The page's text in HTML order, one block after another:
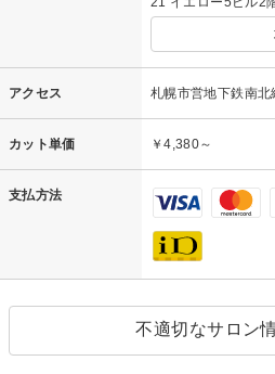
アクセス 札幌市営地下鉄南
カット単価 ￥4,380～
支払方法
不適切なサロン